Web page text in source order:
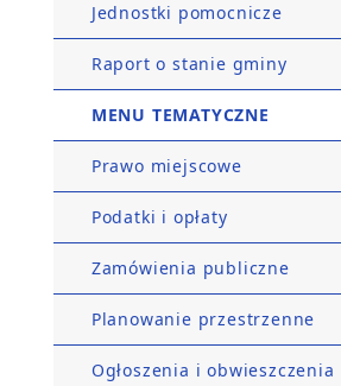
Jednostki pomocnicze
Raport o stanie gminy
MENU TEMATYCZNE
Prawo miejscowe
Podatki i opłaty
Zamówienia publiczne
Planowanie przestrzenne
Ogłoszenia i obwieszczenia